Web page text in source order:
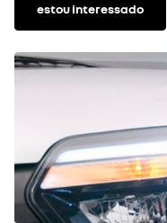
estou interessado